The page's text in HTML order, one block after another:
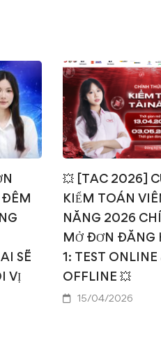
SẼ
VỊ
💥 [TAC 2026]
KIỂM TOÁN
NĂNG 2026
MỞ ĐƠN ĐĂNG
1: TEST ONLINE
OFFLINE 💥
15/04/2026